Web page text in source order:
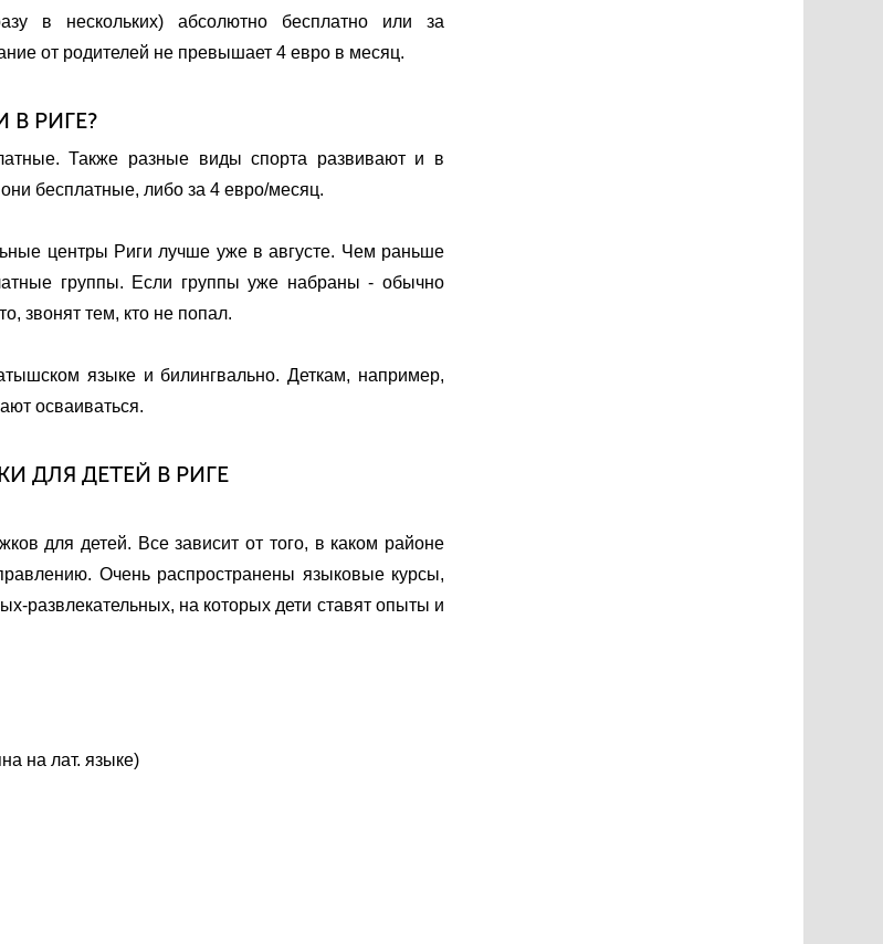
в нескольких) абсолютно бесплатно или за
от родителей не превышает 4 евро в месяц.
РИГЕ?
Также разные виды спорта развивают и в
бесплатные, либо за 4 евро/месяц.
центры Риги лучше уже в августе. Чем раньше
группы. Если группы уже набраны - обычно
звонят тем, кто не попал.
языке и билингвально. Деткам, например,
осваиваться.
ДЛЯ ДЕТЕЙ В РИГЕ
для детей. Все зависит от того, в каком районе
Очень распространены языковые курсы,
развлекательных, на которых дети ставят опыты и
на лат. языке)